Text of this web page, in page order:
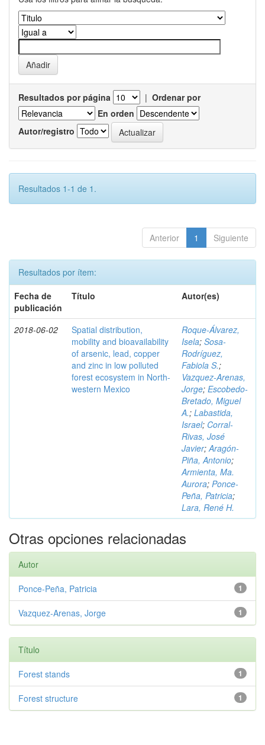
Resultados por página | Ordenar por
En orden
Autor/registro
Resultados 1-1 de 1.
Anterior 1 Siguiente
Resultados por ítem:
Fecha de
publicación
Título Autor(es)
2018-06-02
Spatial distribution,
mobility and bioavailability
of arsenic, lead, copper
and zinc in low polluted
forest ecosystem in North-
western Mexico
Roque-Álvarez,
Isela; Sosa-
Rodríguez,
Fabiola S.;
Vazquez-Arenas,
Jorge; Escobedo-
Bretado, Miguel
A.; Labastida,
Israel; Corral-
Rivas, José
Javier;Aragón-
Piña, Antonio;
Armienta, Ma.
Aurora; Ponce-
Peña, Patricia;
Lara, René H.
Otras opciones relacionadas
Autor
1
Ponce-Peña, Patricia
1
Vazquez-Arenas, Jorge
Título
1
Forest stands
1
Forest structure